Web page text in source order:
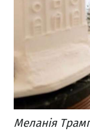
Меланія